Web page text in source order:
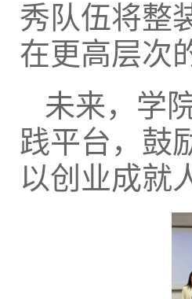
秀队伍将整
在更高层次
未来，学
践平台，鼓
以创业成就